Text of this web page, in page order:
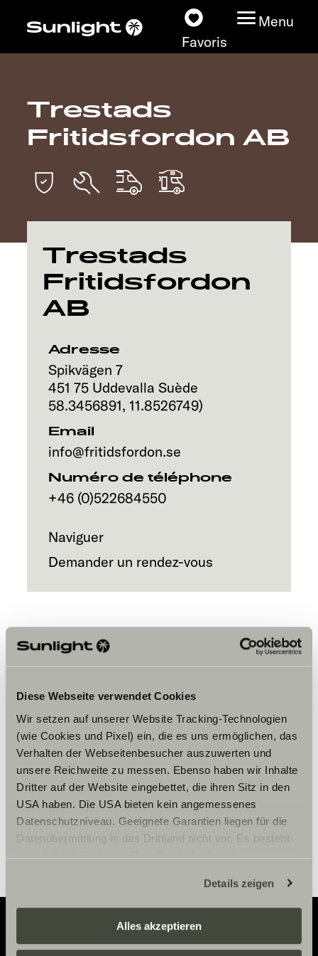
Diese Webseite verwendet Cookies
Wir setzen auf unserer Website Tracking-Technologien
(wie Cookies und Pixel) ein, die es uns ermöglichen, das
Verhalten der Webseitenbesucher auszuwerten und
unsere Reichweite zu messen. Ebenso haben wir Inhalte
Dritter auf der Website eingebettet, die ihren Sitz in den
USA haben. Die USA bieten kein angemessenes
Datenschutzniveau. Geeignete Garantien liegen für die
Datenübermittlung in das Drittland nicht vor. Es besteht
ein erhöhtes Risiko für Betroffene, da diesen
zustehen. Eingesetzte Dienstleister können Daten für
eigene Zwecke verarbeiten und mit anderen Daten
zusammenführen. Weitere Informationen finden Sie hier:
Datenschutzerklärung
Details zeigen
Alles akzeptieren
Favoris
Menu
Nos modèles
Recherchez votre
Nos concessionnaires
Découvrir
Trestads
Fritidsfordon AB
Trestads
Fritidsfordon
AB
Adresse
Spikvägen 7
451 75 Uddevalla Suède
58.3456891, 11.8526749)
Email
info@fritidsfordon.se
Numéro de téléphone
+46 (0)522684550
Naviguer
Demander un rendez-vous
Veuillez accepter les cookies pour
afficher le contenu.
Paramètre des cookies